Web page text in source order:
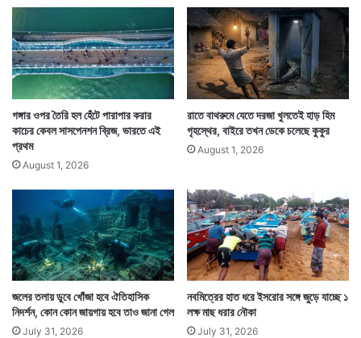
বে
লে
র
গঙ্গার ওপর তৈরি হল হেঁটে পারাপার করার
কাচের কেবল সাসপেনশন ব্রিজ, ভারতে এই
প্রথম
August 1, 2026
রাতে বাথরুমে যেতে দরজা খুলতেই হাড় হিম
গৃহস্থের, বাইরে তখন ডেকে চলেছে কুকুর
August 1, 2026
জলের তলায় ডুবে খোঁজা হবে ঐতিহাসিক
নিদর্শন, কোন কোন জায়গায় হবে তাও জানা গেল
July 31, 2026
নবমিত্রের হাত ধরে ইসরোর সঙ্গে জুড়ে যাচ্ছে ১
লক্ষ মাছ ধরার নৌকা
July 31, 2026